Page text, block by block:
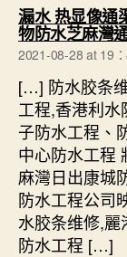
漏水 热显像通
物防水芝麻灣
2021-08-28 at 19
[…] 防水胶条
工程,香港利
子防水工程、
中心防水工程
麻灣日出康城
防水工程公司
水胶条维修,
防水工程 […]